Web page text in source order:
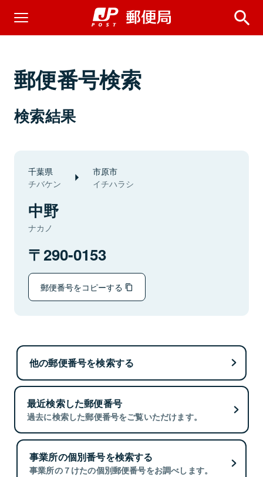
郵便番号検索
検索結果
千葉県
チバケン
市原市
イチハラシ
中野
ナカノ
290-0153
郵便番号をコピーする
他の郵便番号を検索する
最近検索した郵便番号
過去に検索した郵便番号をご覧いただけます。
事業所の個別番号を検索する
事業所の７けたの個別郵便番号をお調べします。